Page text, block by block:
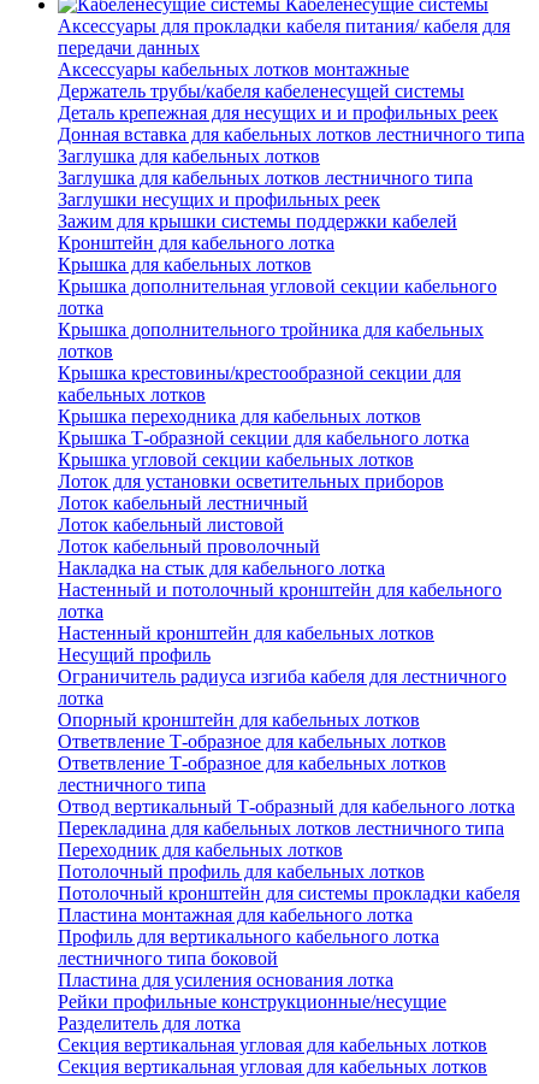
Кабеленесущие системы
Аксессуары для прокладки кабеля питания/ кабеля для
передачи данных
Аксессуары кабельных лотков монтажные
Держатель трубы/кабеля кабеленесущей системы
Деталь крепежная для несущих и и профильных реек
Донная вставка для кабельных лотков лестничного типа
Заглушка для кабельных лотков
Заглушка для кабельных лотков лестничного типа
Заглушки несущих и профильных реек
Зажим для крышки системы поддержки кабелей
Кронштейн для кабельного лотка
Крышка для кабельных лотков
Крышка дополнительная угловой секции кабельного
лотка
Крышка дополнительного тройника для кабельных
лотков
Крышка крестовины/крестообразной секции для
кабельных лотков
Крышка переходника для кабельных лотков
Крышка Т-образной секции для кабельного лотка
Крышка угловой секции кабельных лотков
Лоток для установки осветительных приборов
Лоток кабельный лестничный
Лоток кабельный листовой
Лоток кабельный проволочный
Накладка на стык для кабельного лотка
Настенный и потолочный кронштейн для кабельного
лотка
Настенный кронштейн для кабельных лотков
Несущий профиль
Ограничитель радиуса изгиба кабеля для лестничного
лотка
Опорный кронштейн для кабельных лотков
Ответвление Т-образное для кабельных лотков
Ответвление Т-образное для кабельных лотков
лестничного типа
Отвод вертикальный Т-образный для кабельного лотка
Перекладина для кабельных лотков лестничного типа
Переходник для кабельных лотков
Потолочный профиль для кабельных лотков
Потолочный кронштейн для системы прокладки кабеля
Пластина монтажная для кабельного лотка
Профиль для вертикального кабельного лотка
лестничного типа боковой
Пластина для усиления основания лотка
Рейки профильные конструкционные/несущие
Разделитель для лотка
Секция вертикальная угловая для кабельных лотков
Секция вертикальная угловая для кабельных лотков